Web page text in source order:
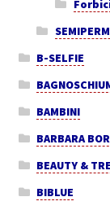
B-SELFIE
BAMBINI
BARBARA
BEAUTY &
BIBLUE